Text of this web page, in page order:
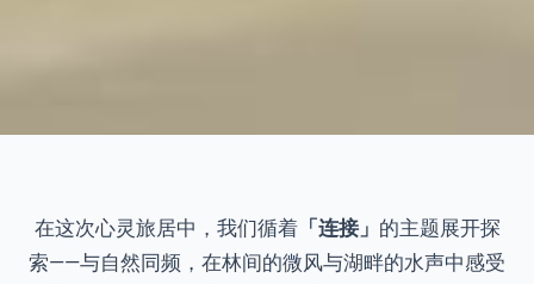
在这次心灵旅居中，我们循着「连接」 的主题展开探
索——与自然同频，在林间的微风与湖畔的水声中感受